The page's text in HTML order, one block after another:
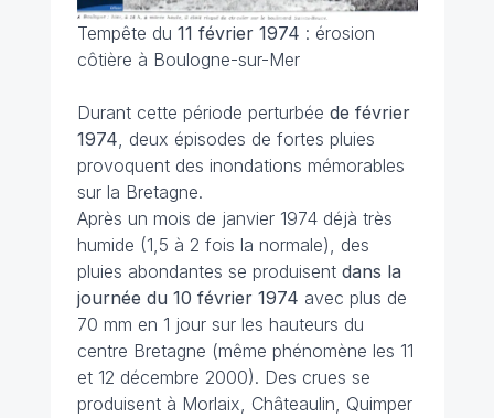
Tempête du 11 février 1974 : érosion
côtière à Boulogne-sur-Mer
Durant cette période perturbée de février
1974, deux épisodes de fortes pluies
provoquent des inondations mémorables
sur la Bretagne.
Après un mois de janvier 1974 déjà très
humide (1,5 à 2 fois la normale), des
pluies abondantes se produisent dans la
journée du 10 février 1974 avec plus de
70 mm en 1 jour sur les hauteurs du
centre Bretagne (même phénomène les 11
et 12 décembre 2000). Des crues se
produisent à Morlaix, Châteaulin, Quimper